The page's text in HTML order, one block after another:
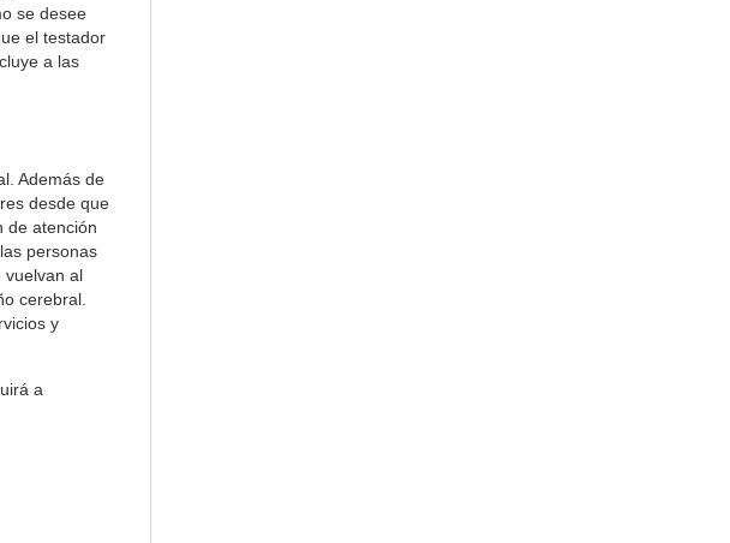
se desee
el testador
a las
Además de
desde que
de atención
personas
vuelvan al
cerebral.
y
a